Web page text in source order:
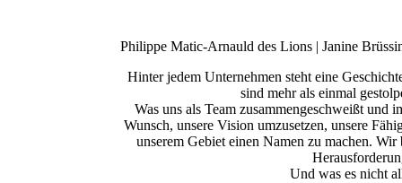
Philippe Matic-Arnauld des Lions | Janine
Hinter jedem Unternehmen steht eine
sind mehr als einmal
Was uns als Team zusammengeschweißt und
Wunsch, unsere Vision umzusetzen, unsere
unserem Gebiet einen Namen zu machen.
Und was es nicht